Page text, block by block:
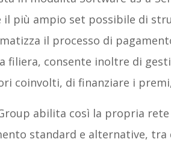
il più ampio set possibile di
il processo di
filiera, consente inoltre di
coinvolti, di finanziare i
abilita così la propria
standard e alternative, tra